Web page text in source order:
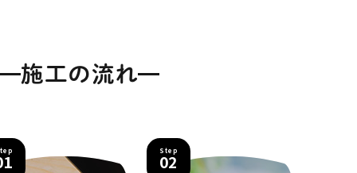
施工の流れ
Step
02